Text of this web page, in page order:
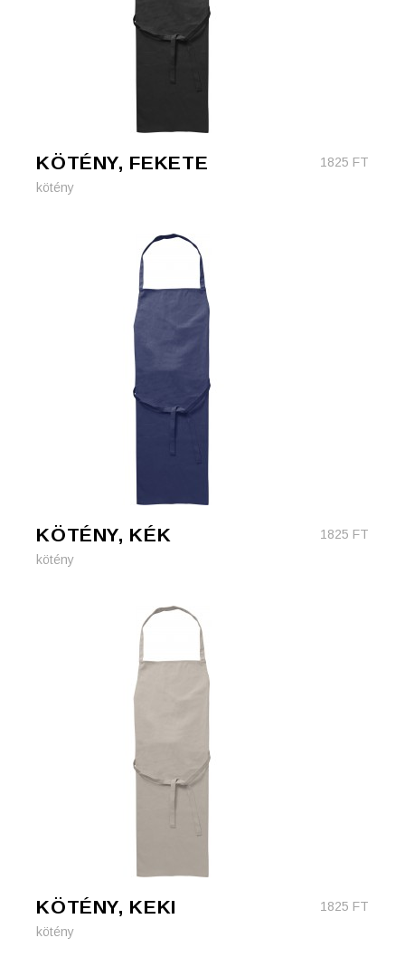
KÖTÉNY, FEKETE 1825 FT
kötény
KÖTÉNY, KÉK 1825 FT
kötény
KÖTÉNY, KEKI 1825 FT
kötény